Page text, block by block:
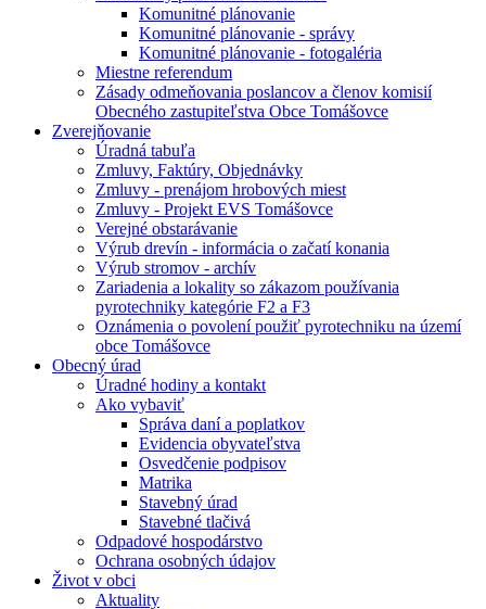
Komunitné plánovanie
Komunitné plánovanie - správy
Komunitné plánovanie - fotogaléria
Miestne referendum
Zásady odmeňovania poslancov a členov komisií
Obecného zastupiteľstva Obce Tomášovce
Zverejňovanie
Úradná tabuľa
Zmluvy, Faktúry, Objednávky
Zmluvy - prenájom hrobových miest
Zmluvy - Projekt EVS Tomášovce
Verejné obstarávanie
Výrub drevín - informácia o začatí konania
Výrub stromov - archív
Zariadenia a lokality so zákazom používania
pyrotechniky kategórie F2 a F3
Oznámenia o povolení použiť pyrotechniku na území
obce Tomášovce
Obecný úrad
Úradné hodiny a kontakt
Ako vybaviť
Správa daní a poplatkov
Evidencia obyvateľstva
Osvedčenie podpisov
Matrika
Stavebný úrad
Stavebné tlačivá
Odpadové hospodárstvo
Ochrana osobných údajov
Život v obci
Aktuality